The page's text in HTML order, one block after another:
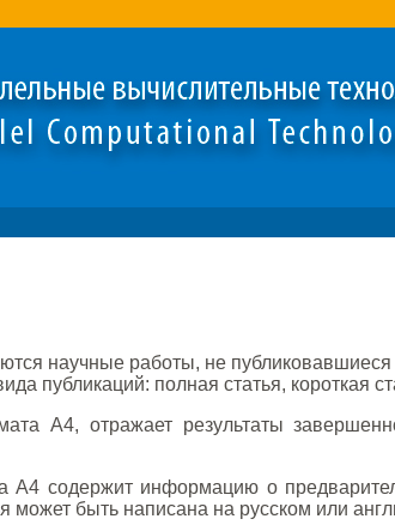
научные работы, не
публикаций: полная статья, короткая
А4, отражает результаты
содержит информацию о
может быть написана на русском или